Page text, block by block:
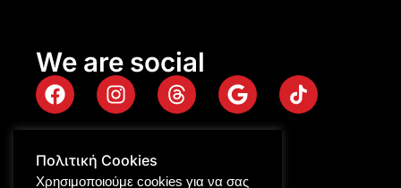
We are social
Πολιτική Cookies
Χρησιμοποιούμε cookies για να σας